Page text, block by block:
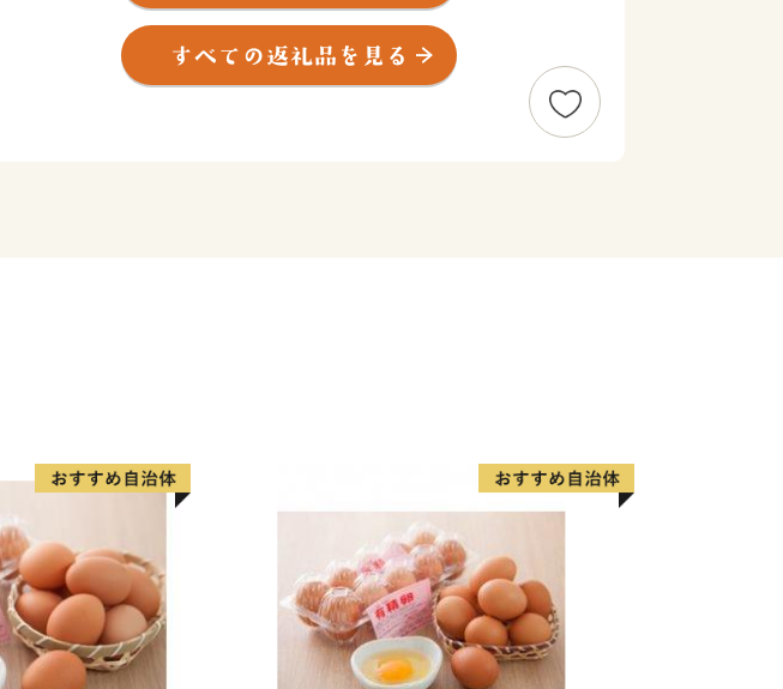
タカアシガニをはじめとする深海魚などの豊富な海の幸。
そんな沼津市が、皆様のご厚意にお応えするために、
地元名産の品を数多く取り揃えました。
いただいたご寄附は、沼津市の魅力向上や災害に強いまちづくり、